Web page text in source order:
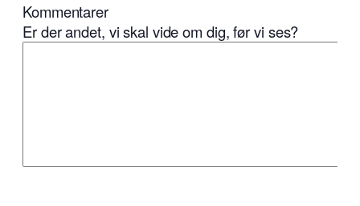
Kommentarer
Er der andet, vi skal vide om dig, før vi ses?